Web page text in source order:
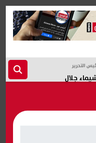
التحرير
جلال